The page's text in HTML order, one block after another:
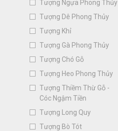
Tượng Ngựa Phong Thủy
Tượng Dê Phong Thủy
Tượng Khỉ
Tượng Gà Phong Thủy
Tượng Chó Gỗ
Tượng Heo Phong Thủy
Tượng Thiềm Thừ Gỗ -
Cóc Ngậm Tiền
Tượng Long Quy
Tượng Bò Tót